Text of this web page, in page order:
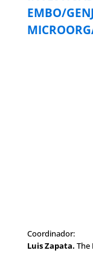
EMBO/
Coordinador:
Luis Zapata. The